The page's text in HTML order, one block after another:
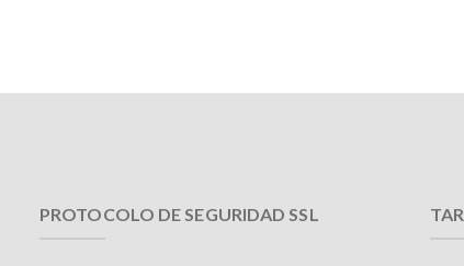
PROTOCOLO DE SEGURIDAD SSL